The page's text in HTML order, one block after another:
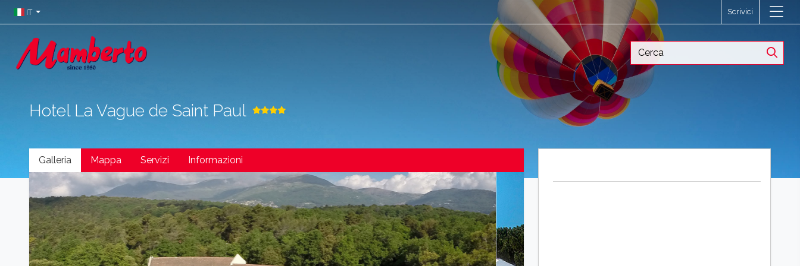
IT Scrivici
Hotel La Vague de Saint Paul
Galleria Mappa Servizi Informazioni